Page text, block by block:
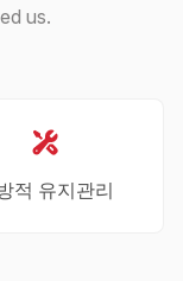
us.
적 유지관리